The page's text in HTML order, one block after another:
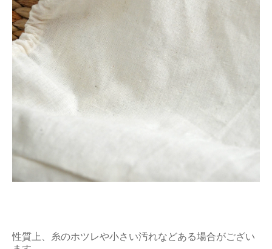
性質上、糸のホツレや小さい汚れなどある場合がござい